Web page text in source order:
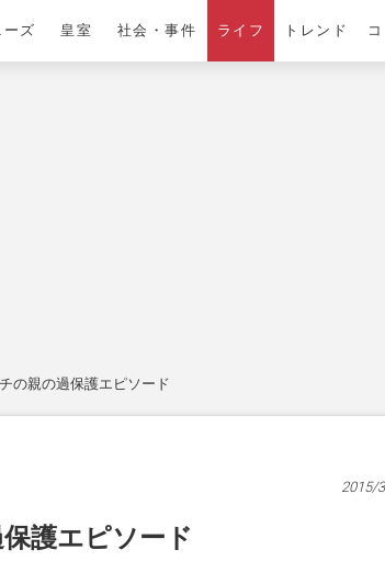
ーズ 皇室 社会・事件 ライフ トレンド
の親の過保護エピソード
2015/
護エピソード